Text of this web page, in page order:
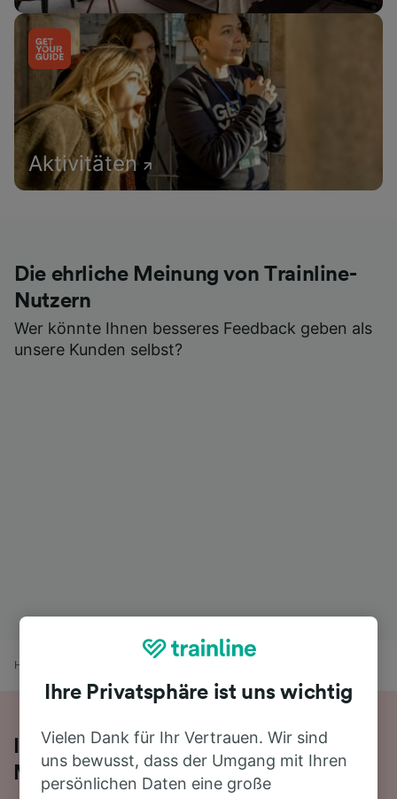
Aktivitäten
Die ehrliche Meinung von Trainline-
Nutzern
Wer könnte Ihnen besseres Feedback geben als
unsere Kunden selbst?
Home
Ihre Zugfahrt von Bad Aibling nach
Marktredwitz
Ihre Privatsphäre ist uns wichtig
Vielen Dank für Ihr Vertrauen. Wir sind
uns bewusst, dass der Umgang mit Ihren
persönlichen Daten eine große